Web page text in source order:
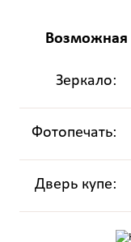
Возможная
Зеркало:
Фотопечать:
Дверь купе: